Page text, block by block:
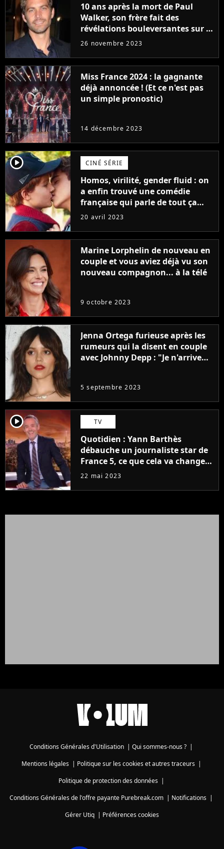
10 ans après la mort de Paul
Walker, son frère fait des
révélations bouleversantes sur la
réaction des acteurs de Fast and
26 novembre 2023
Miss France 2024 : la gagnante
déjà annoncée ! (Et ce n'est pas
un simple pronostic)
14 décembre 2023
player2 CINÉ SÉRIE
Homos, virilité, gender fluid : on
a enfin trouvé une comédie
française qui parle de tout ça
sans être super ringarde
20 avril 2023
Marine Lorphelin de nouveau en
couple et vous aviez déjà vu son
nouveau compagnon... à la télé
9 octobre 2023
Jenna Ortega furieuse après les
rumeurs qui la disent en couple
avec Johnny Depp : "Je n'arrive
5 septembre 2023
player2 TV
Quotidien : Yann Barthès
débauche un journaliste star de
France 5, ce que cela va changer
à la rentrée
22 mai 2023
Conditions Générales d'Utilisation Qui sommes-nous ?
Mentions légales| Politique sur les cookies et autres traceurs|
Politique de protection des données|
Conditions Générales de l'offre payante Purebreak.com
Notifications
Gérer Utiq
Préférences cookies